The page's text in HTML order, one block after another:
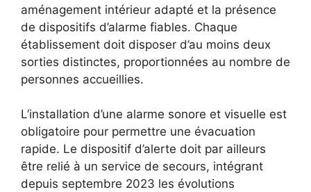
aménagement intérieur adapté et la présence
de dispositifs d’alarme fiables. Chaque
établissement doit disposer d’au moins deux
sorties distinctes, proportionnées au nombre de
personnes accueillies.
L’installation d’une alarme sonore et visuelle est
obligatoire pour permettre une évacuation
rapide. Le dispositif d’alerte doit par ailleurs
être relié à un service de secours, intégrant
depuis septembre 2023 les évolutions